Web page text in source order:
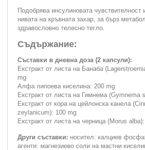
Подобрява инсулиновата чувствителност
нивата на кръвната захар, за бърз
здравословно телесно тегло.
Съдържание:
Съставки в дневна доза (2 капсули):
Екстракт от листа на Банаба
mg
Алфа липоева киселина: 200 mg
Екстракт от листа на Гимнема (Gymnema
Екстракт от кора на цейлонска канела
zeylanicum): 100 mg
Екстракт от листа на черница (Morus
Други съставки: носител: калциев
агенти: магнезиево соли на мастни